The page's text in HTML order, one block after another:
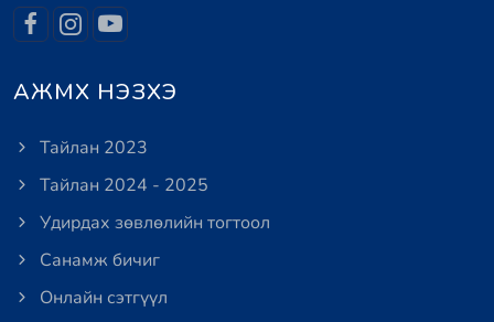
АЖМХ НЭЗХЭ
Тайлан 2023
Тайлан 2024 - 2025
Удирдах зөвлөлийн тогтоол
Санамж бичиг
Онлайн сэтгүүл